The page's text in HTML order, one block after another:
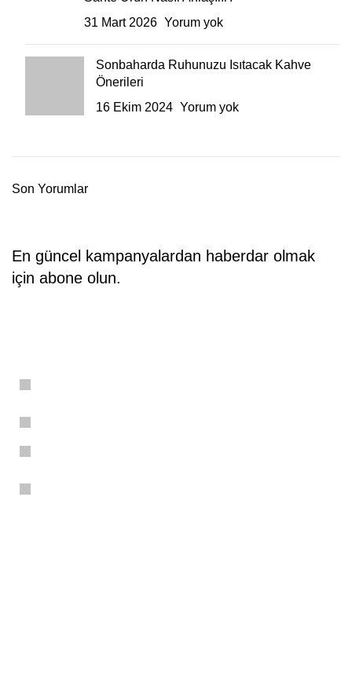
31 Mart 2026 Yorum yok
Sonbaharda Ruhunuzu Isıtacak Kahve
Önerileri
16 Ekim 2024 Yorum yok
Son Yorumlar
En güncel kampanyalardan haberdar olmak
için abone olun.